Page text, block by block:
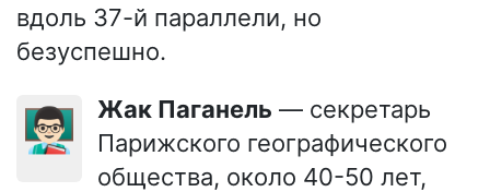
вдоль 37-й параллели, но
безуспешно.
👨🏻‍🏫 Жак Паганель — секретарь
Парижского географического
общества, около 40-50 лет,